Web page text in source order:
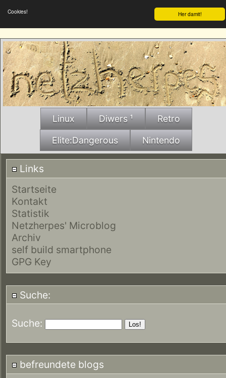
Her damit!
Cookies!
Linux Diwers ¹ Retro
Elite:Dangerous Nintendo
Links
Startseite
Kontakt
Statistik
Netzherpes' Microblog
Archiv
self build smartphone
GPG Key
Suche:
Suche:
befreundete blogs